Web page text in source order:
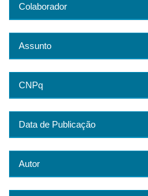
Colaborador
Assunto
CNPq
Data de Publicação
Autor